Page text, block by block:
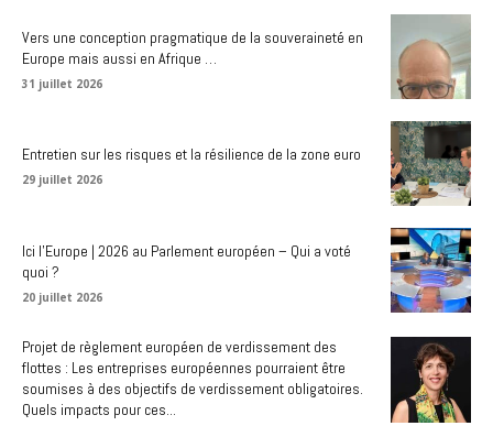
Vers une conception pragmatique de la souveraineté en
Europe mais aussi en Afrique …
31 juillet 2026
Entretien sur les risques et la résilience de la zone euro
29 juillet 2026
Ici l’Europe | 2026 au Parlement européen – Qui a voté
quoi ?
20 juillet 2026
Projet de règlement européen de verdissement des
flottes : Les entreprises européennes pourraient être
soumises à des objectifs de verdissement obligatoires.
Quels impacts pour ces...